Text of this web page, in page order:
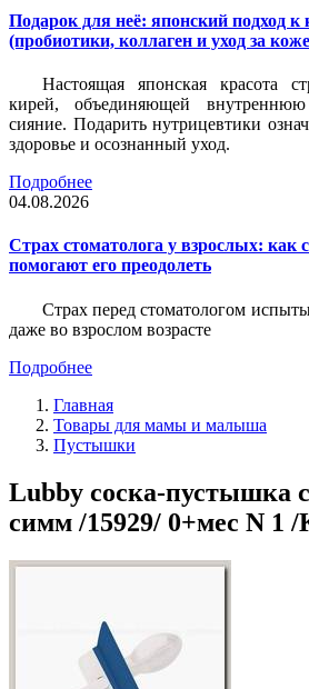
Подарок для неё: японский подход к
(пробиотики, коллаген и уход за
Настоящая японская красота
кирей, объединяющей
сияние. Подарить нутрицевтики
здоровье и осознанный уход.
Подробнее
04.08.2026
Страх стоматолога у взрослых: как
помогают его преодолеть
Страх перед стоматологом
даже во взрослом возрасте
Подробнее
Главная
Товары для мамы и малыша
Пустышки
Lubby соска-пустышка
симм /15929/ 0+мес N 1 /